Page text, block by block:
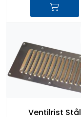
Ventilrist Stål